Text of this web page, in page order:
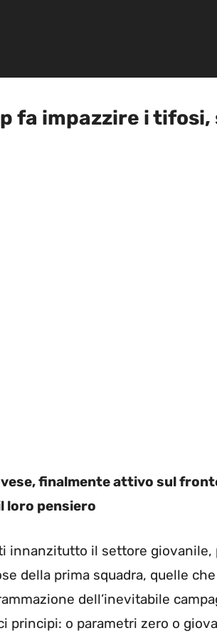
fa impazzire i tifosi,
finalmente attivo sul
loro pensiero
innanzitutto il settore giovanile,
della prima squadra, quelle
dell’inevitabile
principi: o parametri zero o